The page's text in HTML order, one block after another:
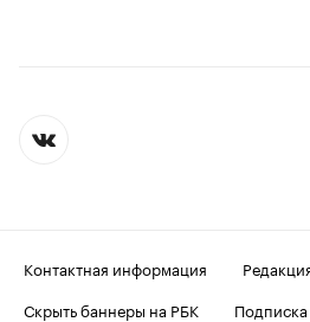
Контактная информация
Скрыть баннеры на РБК